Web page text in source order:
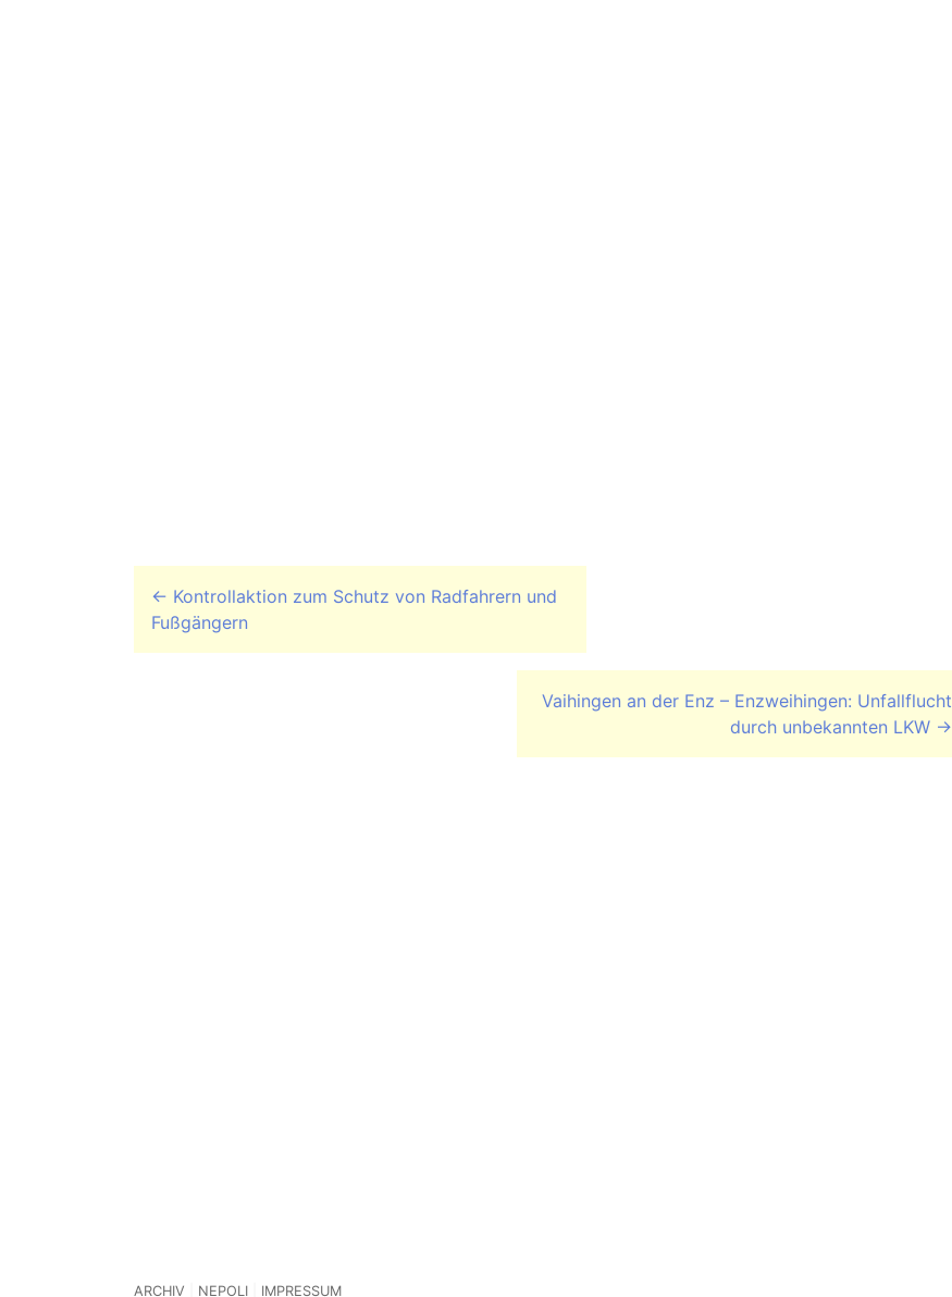
Beitrags-Navigation
← Kontrollaktion zum Schutz von Radfahrern und
Fußgängern
Vaihingen an der Enz – Enzweihingen: Unfallflucht
durch unbekannten LKW →
ARCHIV NEPOLI IMPRESSUM